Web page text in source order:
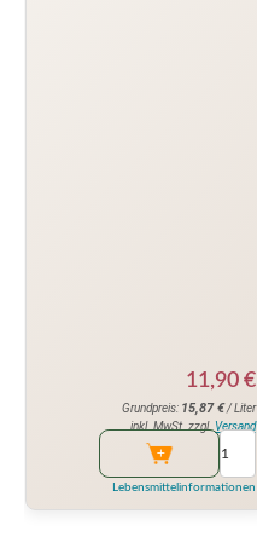
11,90 €
Grundpreis: 15,87€/ Liter
inkl. MwSt. zzgl. Versand
Lebensmittelinformationen